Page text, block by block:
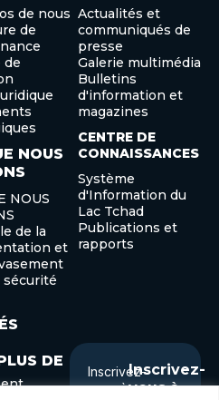
de nous
de
de
NOUS
NOUS
de la
et
sécurité
Actualités et
communiqués de
presse
Galerie multimédia
Bulletins
d'information et
magazines
CENTRE DE
CONNAISSANCES
Système
d'Information du
Lac Tchad
Publications et
rapports
DE
Inscrivez-
vous à
Inscrivez-
vous à